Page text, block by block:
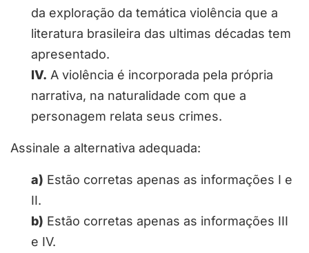
da exploração da temática violência que a
literatura brasileira das ultimas décadas tem
apresentado.
IV. A violência é incorporada pela própria
narrativa, na naturalidade com que a
personagem relata seus crimes.
Assinale a alternativa adequada:
a) Estão corretas apenas as informações I e
II.
b) Estão corretas apenas as informações III
e IV.